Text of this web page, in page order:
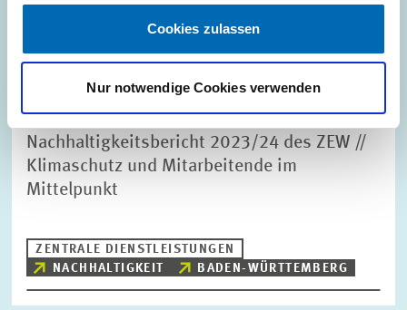
Cookies zulassen
Nur notwendige Cookies verwenden
TERMINE UND NACHRICHTEN // 14.04.2025
Nachhaltigkeitsbericht 2023/24 des ZEW //
Klimaschutz und Mitarbeitende im
Mittelpunkt
ZENTRALE DIENSTLEISTUNGEN
NACHHALTIGKEIT
BADEN-WÜRTTEMBERG